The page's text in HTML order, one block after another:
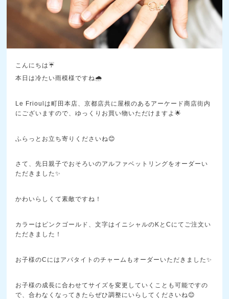
こんにちは☔
本日は冷たい雨模様ですね🌧️
Le Frioulは町田本店、京都店共に屋根のあるアーケード商店街内
にございますので、ゆっくりお買い物いただけますよ🌟
ふらっとお立ち寄りくださいね😊
さて、先日親子でおそろいのアルファベットリングをオーダーい
ただきました✨
かわいらしくて素敵ですね！
カラーはピンクゴールド、文字はイニシャルのKとCにてご注文い
ただきました！
お子様のCにはアパタイトのチャームもオーダーいただきました✨
お子様の成長に合わせてサイズを変更していくことも可能ですの
で、合わなくなってきたらぜひ調整にいらしてくださいね😊